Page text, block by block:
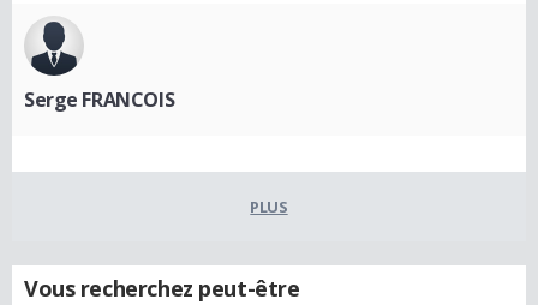
Serge FRANCOIS
PLUS
Vous recherchez peut-être